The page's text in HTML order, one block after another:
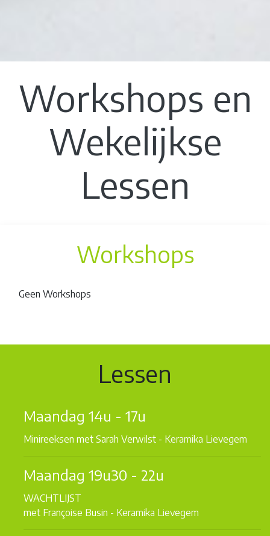
Workshops en
Wekelijkse
Lessen
Workshops
Geen Workshops
Lessen
Maandag 14u - 17u
Minireeksen met Sarah Verwilst - Keramika Lievegem
Maandag 19u30 - 22u
WACHTLIJST
met Françoise Busin - Keramika Lievegem